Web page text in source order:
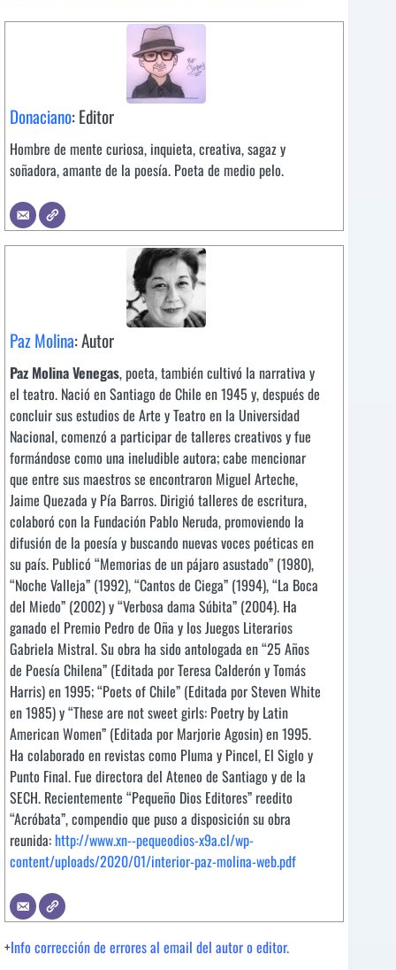
Donaciano: Editor
Hombre de mente curiosa, inquieta, creativa, sagaz y
soñadora, amante de la poesía. Poeta de medio pelo.
Paz Molina: Autor
Paz Molina Venegas, poeta, también cultivó la narrativa y
el teatro. Nació en Santiago de Chile en 1945 y, después de
concluir sus estudios de Arte y Teatro en la Universidad
Nacional, comenzó a participar de talleres creativos y fue
formándose como una ineludible autora; cabe mencionar
que entre sus maestros se encontraron Miguel Arteche,
Jaime Quezada y Pía Barros. Dirigió talleres de escritura,
colaboró con la Fundación Pablo Neruda, promoviendo la
difusión de la poesía y buscando nuevas voces poéticas en
su país. Publicó “Memorias de un pájaro asustado” (1980),
“Noche Valleja” (1992), “Cantos de Ciega” (1994), “La Boca
del Miedo” (2002) y “Verbosa dama Súbita” (2004). Ha
ganado el Premio Pedro de Oña y los Juegos Literarios
Gabriela Mistral. Su obra ha sido antologada en “25 Años
de Poesía Chilena” (Editada por Teresa Calderón y Tomás
Harris) en 1995; “Poets of Chile” (Editada por Steven White
en 1985) y “These are not sweet girls: Poetry by Latin
American Women” (Editada por Marjorie Agosin) en 1995.
Ha colaborado en revistas como Pluma y Pincel, El Siglo y
Punto Final. Fue directora del Ateneo de Santiago y de la
SECH. Recientemente “Pequeño Dios Editores” reedito
“Acróbata”, compendio que puso a disposición su obra
reunida: http://www.xn--pequeodios-x9a.cl/wp-
content/uploads/2020/01/interior-paz-molina-web.pdf
+Info corrección de errores al email del autor o editor.